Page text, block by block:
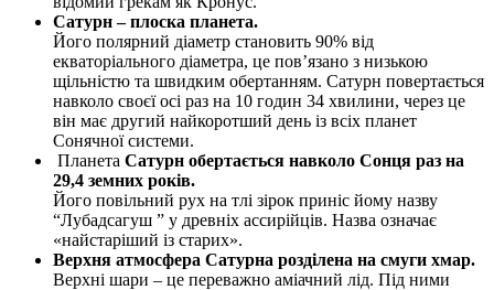
Сатурн – плоска планета.
Його полярний діаметр становить 90% від
екваторіального діаметра, це пов’язано з низькою
щільністю та швидким обертанням. Сатурн повертається
навколо своєї осі раз на 10 годин 34 хвилини, через це
він має другий найкоротший день із всіх планет
Сонячної системи.
Планета Сатурн обертається навколо Сонця раз на
29,4 земних років.
Його повільний рух на тлі зірок приніс йому назву
“Лубадсагуш ” у древніх ассирійців. Назва означає
«найстаріший із старих».
Верхня атмосфера Сатурна розділена на смуги хмар.
Верхні шари – це переважно аміачний лід. Під ними